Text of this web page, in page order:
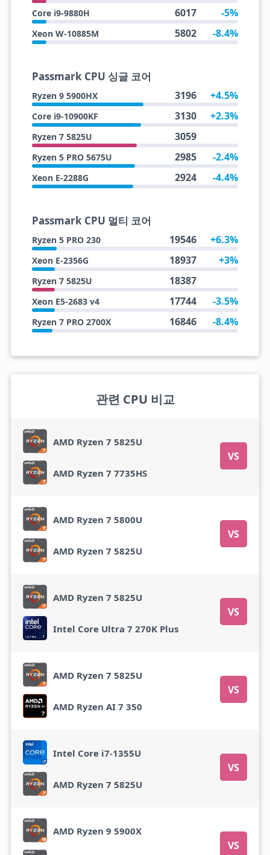
Core i9-9880H 6017 -5%
Xeon W-10885M 5802 -8.4%
Passmark CPU 싱글 코어
Ryzen 9 5900HX 3196 +4.5%
Core i9-10900KF 3130 +2.3%
Ryzen 7 5825U 3059
Ryzen 5 PRO 5675U 2985 -2.4%
Xeon E-2288G 2924 -4.4%
Passmark CPU 멀티 코어
Ryzen 5 PRO 230 19546 +6.3%
Xeon E-2356G 18937 +3%
Ryzen 7 5825U 18387
Xeon E5-2683 v4 17744 -3.5%
Ryzen 7 PRO 2700X 16846 -8.4%
관련 CPU 비교
AMD Ryzen 7 5825U
VS
AMD Ryzen 7 7735HS
AMD Ryzen 7 5800U
VS
AMD Ryzen 7 5825U
AMD Ryzen 7 5825U
VS
Intel Core Ultra 7 270K Plus
AMD Ryzen 7 5825U
VS
AMD Ryzen AI 7 350
Intel Core i7-1355U
VS
AMD Ryzen 7 5825U
AMD Ryzen 9 5900X
VS